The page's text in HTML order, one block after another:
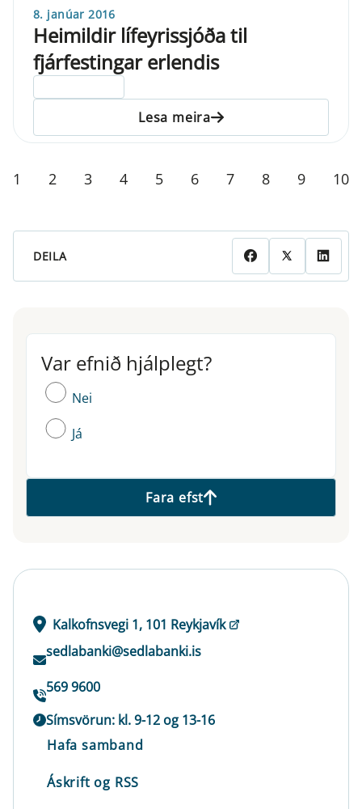
8. janúar 2016
Heimildir lífeyrissjóða til
fjárfestingar erlendis
Lesa meira
1 2 3 4 5 6 7 8 9 10
DEILA
Var efnið hjálplegt?
Var efnið hjálplegt?
Nei
Já
Fara efst
Kalkofnsvegi 1, 101 Reykjavík
sedlabanki@sedlabanki.is
569 9600
Símsvörun: kl. 9-12 og 13-16
Hafa samband
Áskrift og RSS